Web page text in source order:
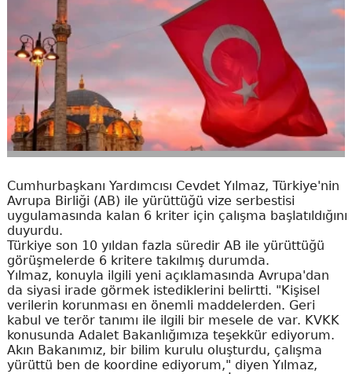
Cumhurbaşkanı Yardımcısı Cevdet Yılmaz, Türkiye'nin
Avrupa Birliği (AB) ile yürüttüğü vize serbestisi
uygulamasında kalan 6 kriter için çalışma başlatıldığını
duyurdu.
Türkiye son 10 yıldan fazla süredir AB ile yürüttüğü
görüşmelerde 6 kritere takılmış durumda.
Yılmaz, konuyla ilgili yeni açıklamasında Avrupa'dan
da siyasi irade görmek istediklerini belirtti. "Kişisel
verilerin korunması en önemli maddelerden. Geri
kabul ve terör tanımı ile ilgili bir mesele de var. KVKK
konusunda Adalet Bakanlığımıza teşekkür ediyorum.
Akın Bakanımız, bir bilim kurulu oluşturdu, çalışma
yürüttü ben de koordine ediyorum," diyen Yılmaz,